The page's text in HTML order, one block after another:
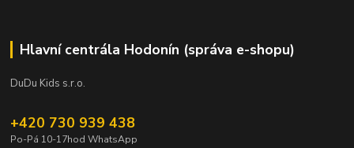
Hlavní centrála Hodonín (správa e-shopu)
DuDu Kids s.r.o.
+420 730 939 438
Po-Pá 10-17hod WhatsApp